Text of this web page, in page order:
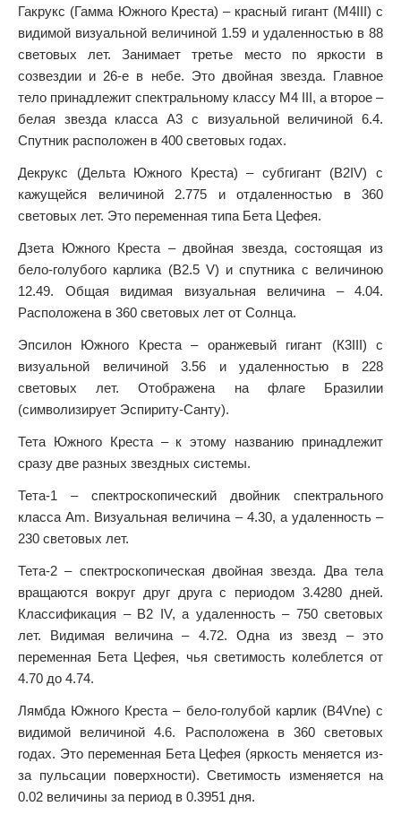
Гакрукс (Гамма Южного Креста) – красный гигант (M4III) с
видимой визуальной величиной 1.59 и удаленностью в 88
световых лет. Занимает третье место по яркости в
созвездии и 26-е в небе. Это двойная звезда. Главное
тело принадлежит спектральному классу M4 III, а второе –
белая звезда класса A3 с визуальной величиной 6.4.
Спутник расположен в 400 световых годах.
Декрукс (Дельта Южного Креста) – субгигант (B2IV) с
кажущейся величиной 2.775 и отдаленностью в 360
световых лет. Это переменная типа Бета Цефея.
Дзета Южного Креста – двойная звезда, состоящая из
бело-голубого карлика (B2.5 V) и спутника с величиною
12.49. Общая видимая визуальная величина – 4.04.
Расположена в 360 световых лет от Солнца.
Эпсилон Южного Креста – оранжевый гигант (К3III) с
визуальной величиной 3.56 и удаленностью в 228
световых лет. Отображена на флаге Бразилии
(символизирует Эспириту-Санту).
Тета Южного Креста – к этому названию принадлежит
сразу две разных звездных системы.
Тета-1 – спектроскопический двойник спектрального
класса Am. Визуальная величина – 4.30, а удаленность –
230 световых лет.
Тета-2 – спектроскопическая двойная звезда. Два тела
вращаются вокруг друг друга с периодом 3.4280 дней.
Классификация – B2 IV, а удаленность – 750 световых
лет. Видимая величина – 4.72. Одна из звезд – это
переменная Бета Цефея, чья светимость колеблется от
4.70 до 4.74.
Лямбда Южного Креста – бело-голубой карлик (B4Vne) с
видимой величиной 4.6. Расположена в 360 световых
годах. Это переменная Бета Цефея (яркость меняется из-
за пульсации поверхности). Светимость изменяется на
0.02 величины за период в 0.3951 дня.